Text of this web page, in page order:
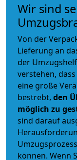
Wir sind
Von der
Lieferung an
der
verstehen,
eine große
bestrebt, den
möglich zu
sind darauf
können. Wenn